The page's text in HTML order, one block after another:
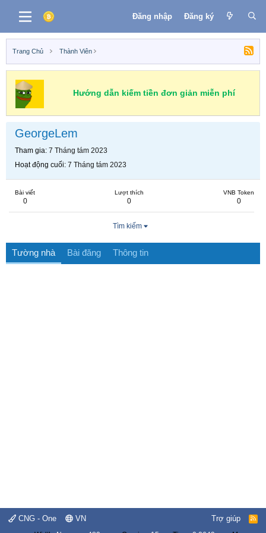
Đăng nhập Đăng ký
Trang Chủ Thành Viên
Hướng dẫn kiếm tiền đơn giản miễn phí
GeorgeLem
Tham gia 7 Tháng tám 2023
Hoạt động cuối 7 Tháng tám 2023
Bài viết
0
Lượt thích
0
VNB Token
0
Tìm kiếm
Tường nhà Bài đăng Thông tin
CNG - One VN Trợ giúp
R